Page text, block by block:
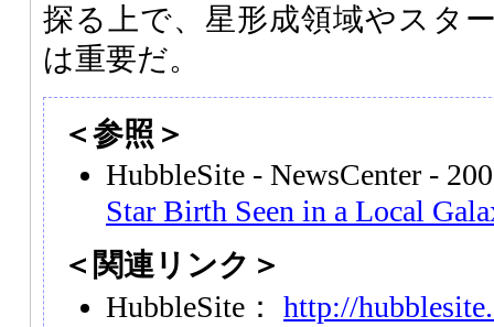
探る上で、星形成領域やスタ
は重要だ。
＜参照＞
HubbleSite - NewsCenter -
Star Birth Seen in a Local
＜関連リンク＞
HubbleSite： http://